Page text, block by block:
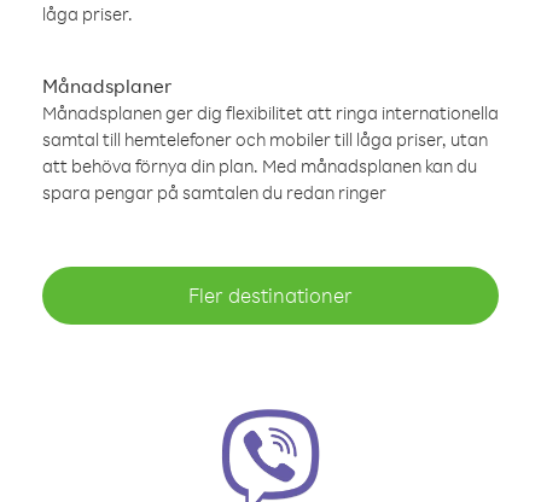
låga priser.
Månadsplaner
Månadsplanen ger dig flexibilitet att ringa internationella
samtal till hemtelefoner och mobiler till låga priser, utan
att behöva förnya din plan. Med månadsplanen kan du
spara pengar på samtalen du redan ringer
Fler destinationer